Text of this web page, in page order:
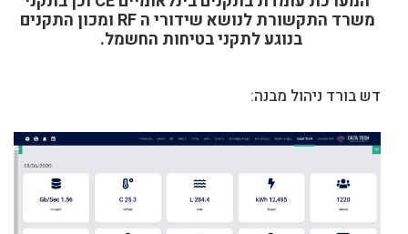
משרד התקשורת לנושא שידורי ה RF ומכון התקנים
בנוגע לתקני בטיחות החשמל.
דש בורד ניהול מבנה: